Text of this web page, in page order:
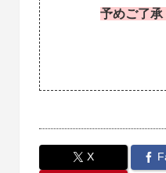
予めご了
X